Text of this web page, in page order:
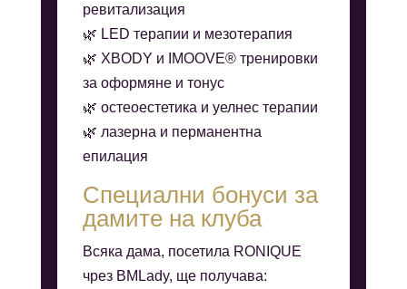
ревитализация
🌿 LED терапии и мезотерапия
🌿 XBODY и IMOOVE® тренировки
за оформяне и тонус
🌿 остеоестетика и уелнес терапии
🌿 лазерна и перманентна
епилация
Специални бонуси за
дамите на клуба
Всяка дама, посетила RONIQUE
чрез BMLady, ще получава: